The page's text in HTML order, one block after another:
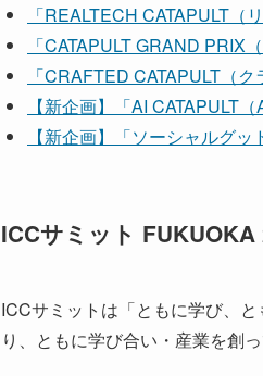
「REALTECH CATAPULT（
「CATAPULT GRAND PRIX
「CRAFTED CATAPULT（
【新企画】「AI CATAPULT
【新企画】「ソーシャルグッ
ICCサミット
ICCサミットは「ともに学び、
り、ともに学び合い・産業を創